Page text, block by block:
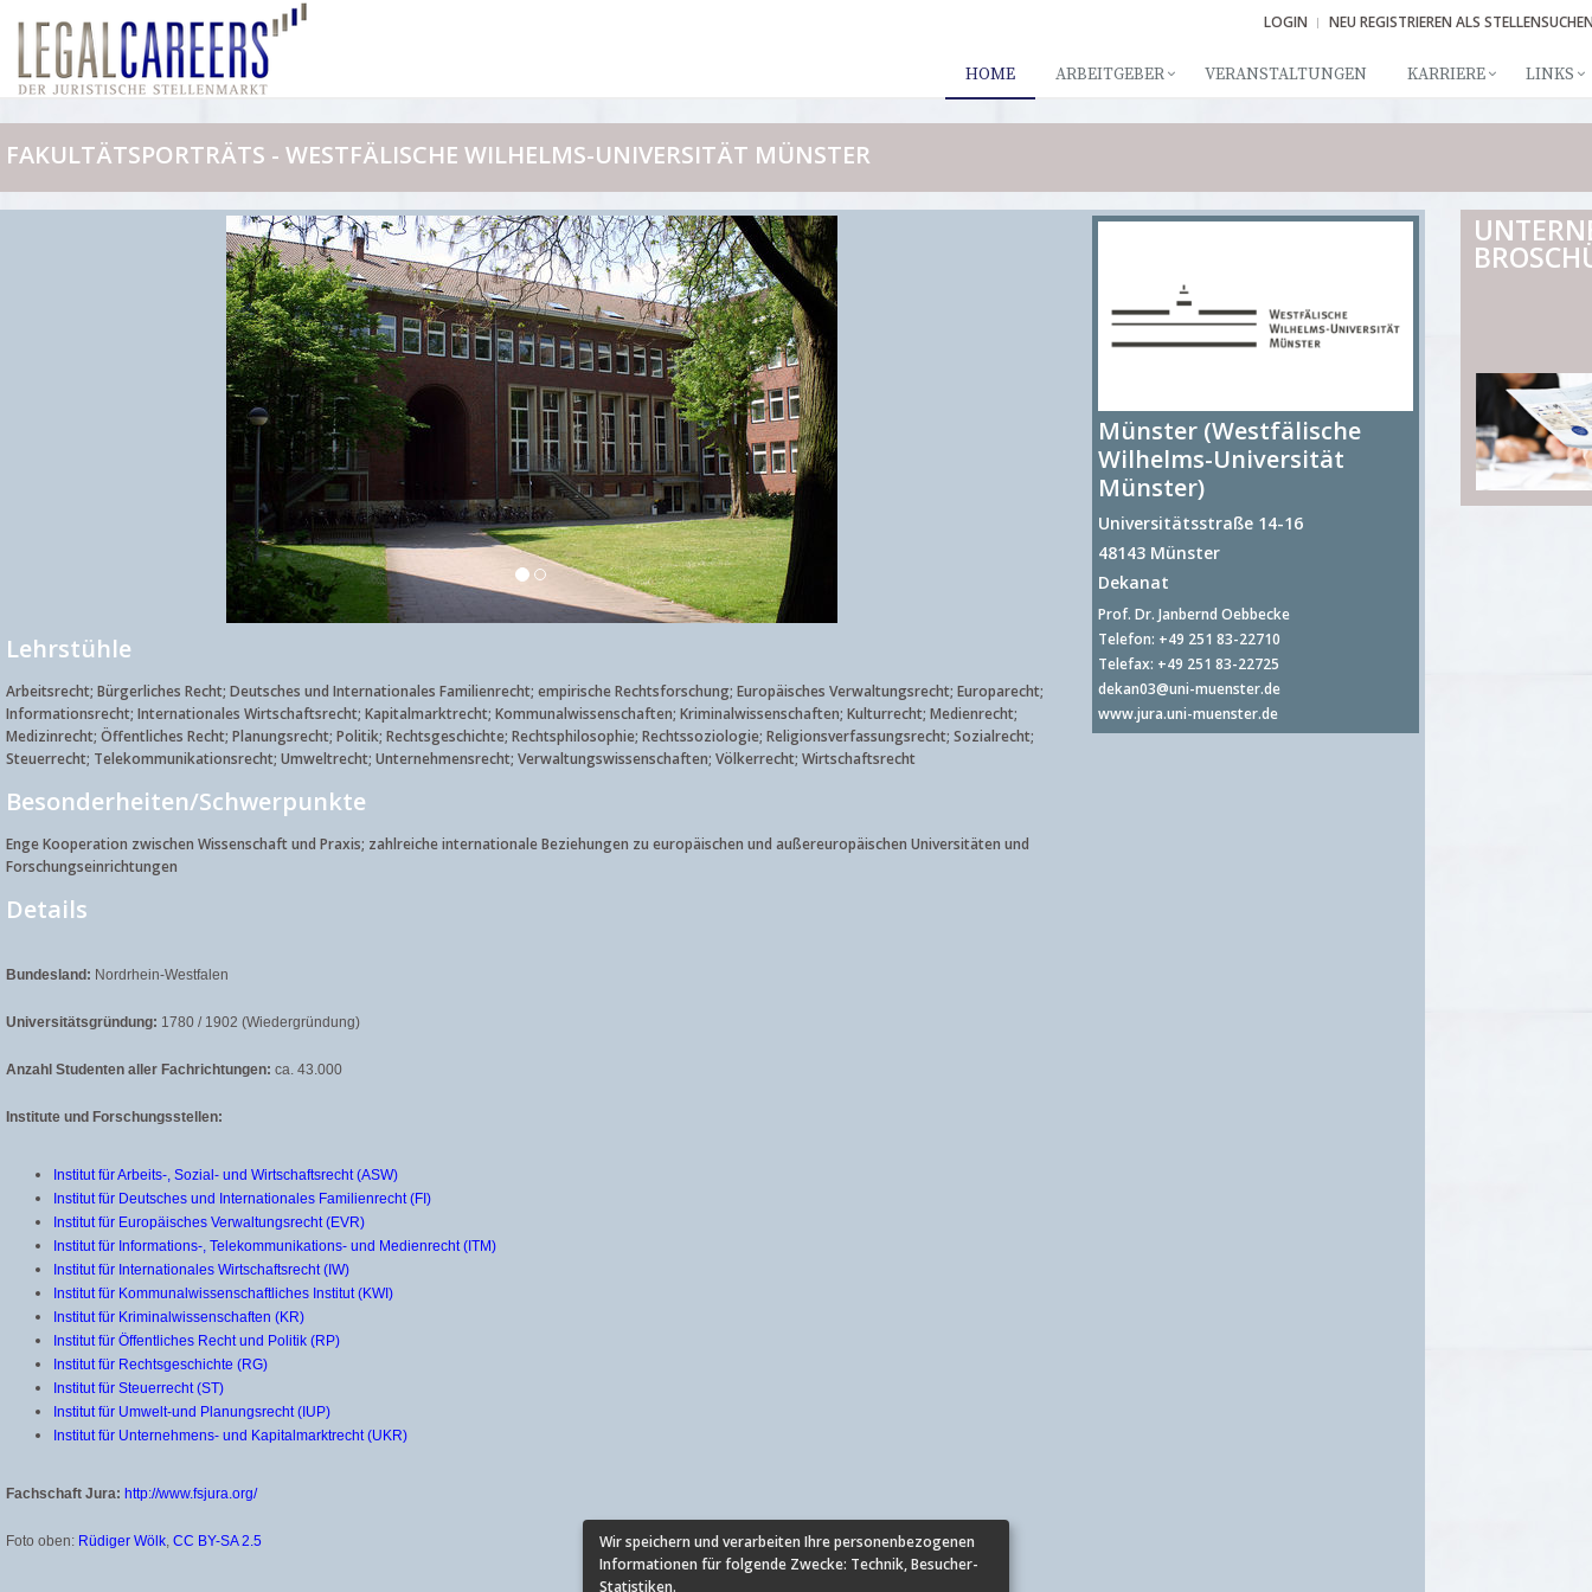
LOGIN NEU REGISTRIEREN ALS
HOME ARBEITGEBER VERANSTALTUNGEN KARRIERE LINKS
FAKULTÄTSPORTRÄTS - WESTFÄLISCHE WILHELMS-UNIVERSITÄT MÜNSTER
Lehrstühle
Arbeitsrecht; Bürgerliches Recht; Deutsches und Internationales Familienrecht; empirische Rechtsforschung; Europäisches Verwaltungsrecht; Europarecht;
Informationsrecht; Internationales Wirtschaftsrecht; Kapitalmarktrecht; Kommunalwissenschaften; Kriminalwissenschaften; Kulturrecht; Medienrecht;
Medizinrecht; Öffentliches Recht; Planungsrecht; Politik; Rechtsgeschichte; Rechtsphilosophie; Rechtssoziologie; Religionsverfassungsrecht; Sozialrecht;
Steuerrecht; Telekommunikationsrecht; Umweltrecht; Unternehmensrecht; Verwaltungswissenschaften; Völkerrecht; Wirtschaftsrecht
Besonderheiten/Schwerpunkte
Enge Kooperation zwischen Wissenschaft und Praxis; zahlreiche internationale Beziehungen zu europäischen und außereuropäischen Universitäten und
Forschungseinrichtungen
Details
Bundesland: Nordrhein-Westfalen
Universitätsgründung: 1780 / 1902 (Wiedergründung)
Anzahl Studenten aller Fachrichtungen: ca. 43.000
Institute und Forschungsstellen:
Institut für Arbeits-, Sozial- und Wirtschaftsrecht (ASW)
Institut für Deutsches und Internationales Familienrecht (FI)
Institut für Europäisches Verwaltungsrecht (EVR)
Institut für Informations-, Telekommunikations- und Medienrecht (ITM)
Institut für Internationales Wirtschaftsrecht (IW)
Institut für Kommunalwissenschaftliches Institut (KWI)
Institut für Kriminalwissenschaften (KR)
Institut für Öffentliches Recht und Politik (RP)
Institut für Rechtsgeschichte (RG)
Institut für Steuerrecht (ST)
Institut für Umwelt-und Planungsrecht (IUP)
Institut für Unternehmens- und Kapitalmarktrecht (UKR)
Fachschaft Jura: http://www.fsjura.org/
Foto oben: Rüdiger Wölk, CC BY-SA 2.5
Münster (Westfälische
Wilhelms-Universität
Münster)
Universitätsstraße 14-16
48143 Münster
Dekanat
Prof. Dr. Janbernd Oebbecke
Telefon: +49 251 83-22710
Telefax: +49 251 83-22725
dekan03@uni-muenster.de
www.jura.uni-muenster.de
Wir speichern und verarbeiten Ihre personenbezogenen
Informationen für folgende Zwecke: Technik, Besucher-
Statistiken.